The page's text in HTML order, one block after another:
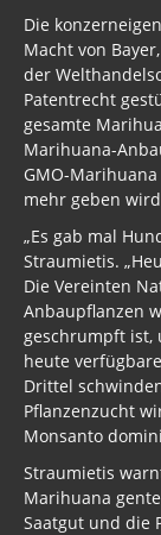
Die
Macht von
der
Patentrecht
gesamte
Marihuana-
GMO-
mehr geben
„Es gab mal
Straumietis.
Die Vereinten
Anbaupflanzen
geschrumpft ist,
heute
Drittel
Pflanzenzucht
Monsanto
Straumietis
Marihuana
Saatgut und die